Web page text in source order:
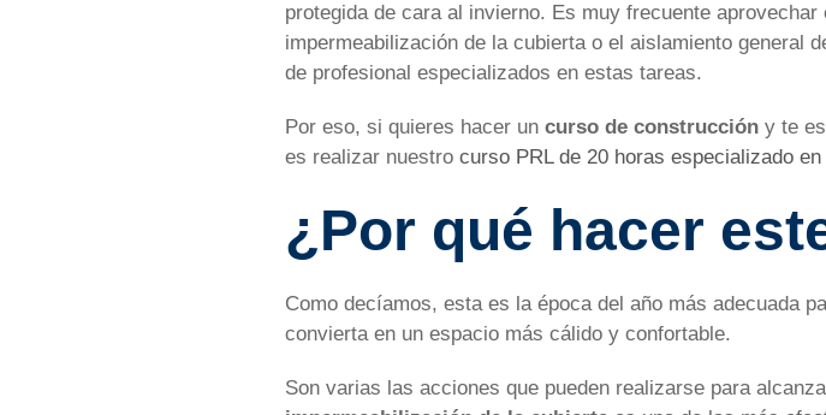
protegida de cara al invierno. Es muy frecuente
impermeabilización de la cubierta o el aislamiento general
de profesional especializados en estas tareas.
Por eso, si quieres hacer un curso de construcción y te
es realizar nuestro curso PRL de 20 horas especializado
¿Por qué hacer
Como decíamos, esta es la época del año más adecuada
convierta en un espacio más cálido y confortable.
Son varias las acciones que pueden realizarse para